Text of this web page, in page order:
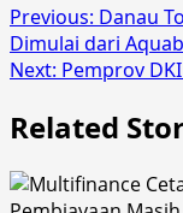
Post
navigation
Previous: Danau
Dimulai dari
Next: Pemprov
Related